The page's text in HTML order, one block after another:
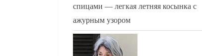
спицами — легкая летняя косынка с
ажурным узором